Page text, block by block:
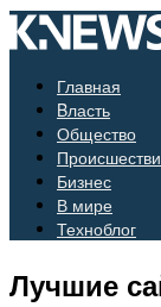
Главная
Bласть
Общество
Бизнес
В мире
Техноблог
Лучшие